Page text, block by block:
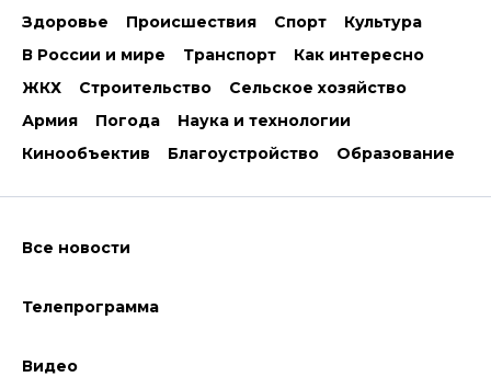
Здоровье
Происшествия Спорт
Культура
В России и мире
Транспорт
Как интересно
ЖКХ
Строительство
Сельское хозяйство
Армия
Погода
Наука и технологии
Кинообъектив
Благоустройство Образование
Все новости
Телепрограмма
Видео